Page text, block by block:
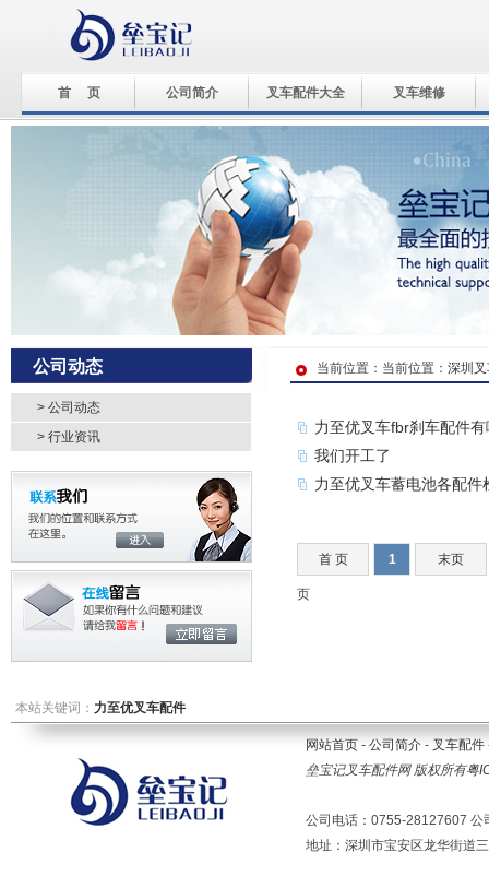
首 页 公司简介 叉车配件大全 叉车维修
公司动态 当前位置：当前位置： 深圳
> 公司动态
> 行业资讯
力至优叉车fbr刹车配件
我们开工了
力至优叉车蓄电池各配件
首 页 1 末页
页
本站关键词： 力至优叉车配件
网站首页 - 公司简介 - 叉车配件
垒宝记叉车配件网 版权所有粤
公司电话：0755-28127607
地址：深圳市宝安区龙华街道